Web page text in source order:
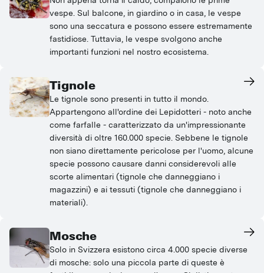
vespe. Sul balcone, in giardino o in casa, le vespe
sono una seccatura e possono essere estremamente
fastidiose. Tuttavia, le vespe svolgono anche
importanti funzioni nel nostro ecosistema.
Tignole
Le tignole sono presenti in tutto il mondo.
Appartengono all'ordine dei Lepidotteri - noto anche
come farfalle - caratterizzato da un'impressionante
diversità di oltre 160.000 specie. Sebbene le tignole
non siano direttamente pericolose per l'uomo, alcune
specie possono causare danni considerevoli alle
scorte alimentari (tignole che danneggiano i
magazzini) e ai tessuti (tignole che danneggiano i
materiali).
Mosche
Solo in Svizzera esistono circa 4.000 specie diverse
di mosche: solo una piccola parte di queste è